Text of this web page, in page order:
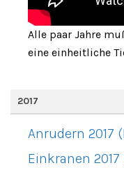
Alle paar Jahre
eine einheitliche
2017
Anrudern 2017
Einkranen